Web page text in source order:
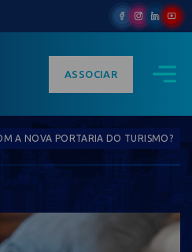
ASSOCIAR
A NOVA PORTARIA DO TURISMO?